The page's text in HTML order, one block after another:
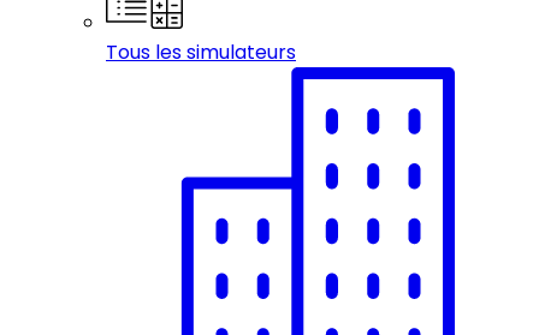
Tous les simulateurs